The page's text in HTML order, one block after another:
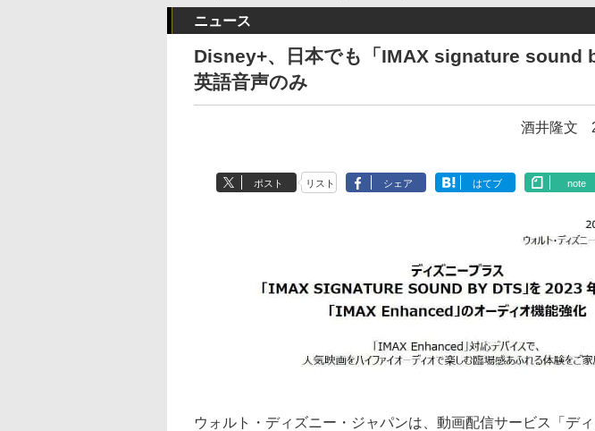
ニュース
Disney+、日本でも「IMAX signature sound
英語音声のみ
酒井隆文
ポスト リスト シェア はてブ note
ウォルト・ディズニー・ジャパンは、動画配信サービス「デ